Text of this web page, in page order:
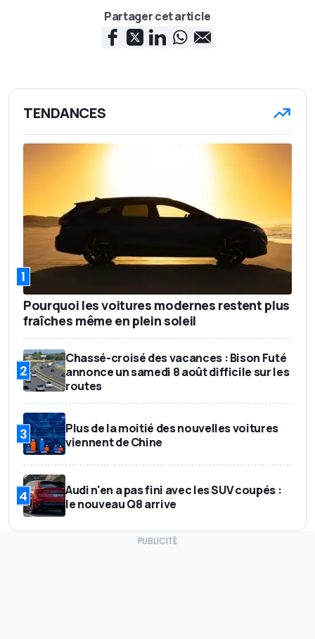
Partager cet article
TENDANCES
1
Pourquoi les voitures modernes restent plus
fraîches même en plein soleil
2
Chassé-croisé des vacances : Bison Futé
annonce un samedi 8 août difficile sur les
routes
3
Plus de la moitié des nouvelles voitures
viennent de Chine
4
Audi n'en a pas fini avec les SUV coupés :
le nouveau Q8 arrive